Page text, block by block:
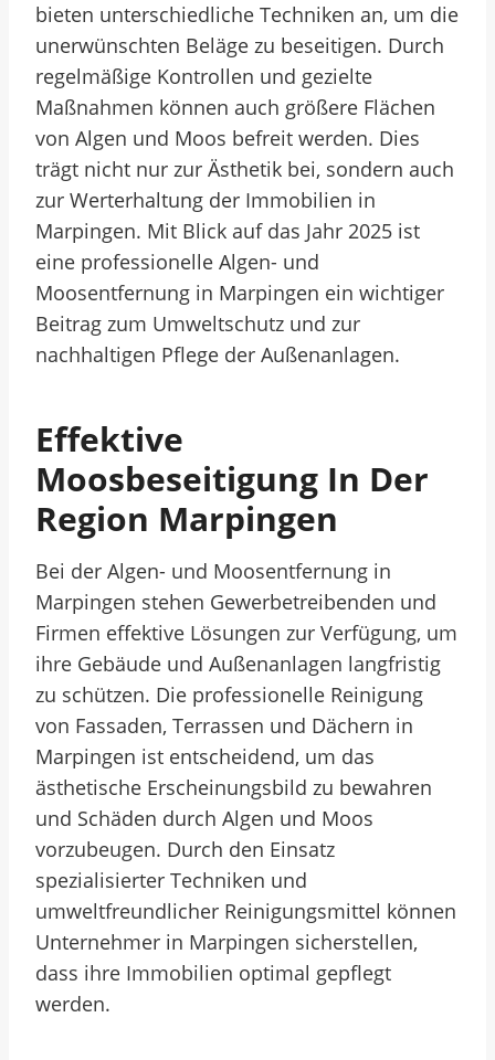
bieten unterschiedliche Techniken an, um die
unerwünschten Beläge zu beseitigen. Durch
regelmäßige Kontrollen und gezielte
Maßnahmen können auch größere Flächen
von Algen und Moos befreit werden. Dies
trägt nicht nur zur Ästhetik bei, sondern auch
zur Werterhaltung der Immobilien in
Marpingen. Mit Blick auf das Jahr 2025 ist
eine professionelle Algen- und
Moosentfernung in Marpingen ein wichtiger
Beitrag zum Umweltschutz und zur
nachhaltigen Pflege der Außenanlagen.
Effektive
Moosbeseitigung In Der
Region Marpingen
Bei der Algen- und Moosentfernung in
Marpingen stehen Gewerbetreibenden und
Firmen effektive Lösungen zur Verfügung, um
ihre Gebäude und Außenanlagen langfristig
zu schützen. Die professionelle Reinigung
von Fassaden, Terrassen und Dächern in
Marpingen ist entscheidend, um das
ästhetische Erscheinungsbild zu bewahren
und Schäden durch Algen und Moos
vorzubeugen. Durch den Einsatz
spezialisierter Techniken und
umweltfreundlicher Reinigungsmittel können
Unternehmer in Marpingen sicherstellen,
dass ihre Immobilien optimal gepflegt
werden.